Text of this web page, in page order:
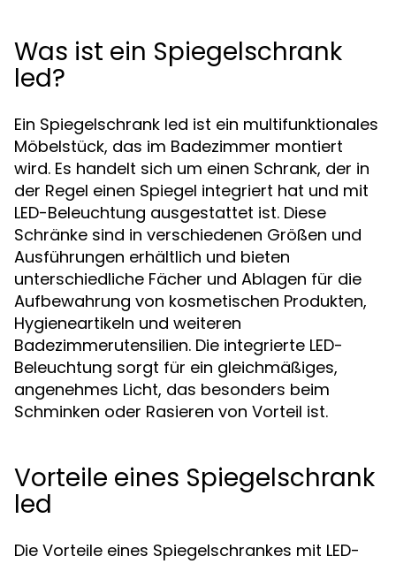
Was ist ein Spiegelschrank
led?
Ein Spiegelschrank led ist ein multifunktionales
Möbelstück, das im Badezimmer montiert
wird. Es handelt sich um einen Schrank, der in
der Regel einen Spiegel integriert hat und mit
LED-Beleuchtung ausgestattet ist. Diese
Schränke sind in verschiedenen Größen und
Ausführungen erhältlich und bieten
unterschiedliche Fächer und Ablagen für die
Aufbewahrung von kosmetischen Produkten,
Hygieneartikeln und weiteren
Badezimmerutensilien. Die integrierte LED-
Beleuchtung sorgt für ein gleichmäßiges,
angenehmes Licht, das besonders beim
Schminken oder Rasieren von Vorteil ist.
Vorteile eines Spiegelschrank
led
Die Vorteile eines Spiegelschrankes mit LED-